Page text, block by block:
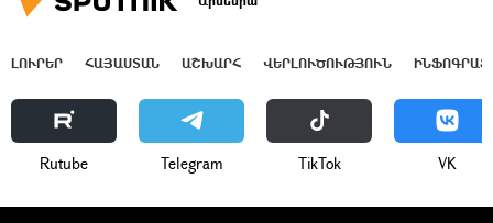
ԼՈՒՐԵՐ ՀԱՅԱՍՏԱՆ ԱՇԽԱՐՀ ՎԵՐԼՈՒԾՈՒԹՅՈՒՆ
Rutube Telegram ТikТоk VK